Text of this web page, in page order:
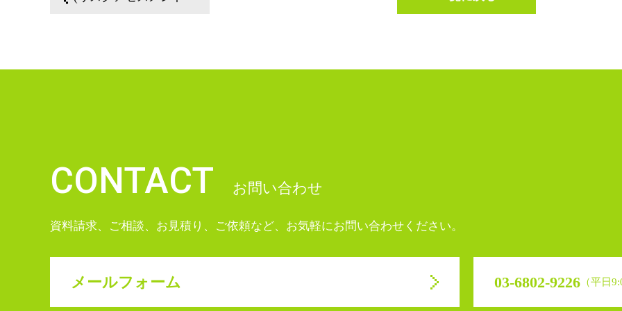
CONTACT お問い合わせ
資料請求、ご相談、お見積り、ご依頼など、お気軽にお問い合わせください。
メールフォーム 03-6802-9226 （平日